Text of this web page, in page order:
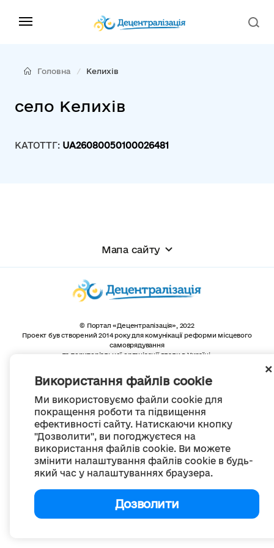
Використання файлів cookie
Ми використовуємо файли cookie для
покращення роботи та підвищення
ефективності сайту. Натискаючи кнопку
"Дозволити", ви погоджуєтеся на
використання файлів cookie. Ви можете
змінити налаштування файлів cookie в будь-
який час у налаштуваннях браузера.
Дозволити
Головна Келихів
село Келихів
КАТОТТГ: UA26080050100026481
Мапа сайту
© Портал «Децентралізація», 2022
Проект був створений 2014 року для комунікації реформи місцевого
самоврядування
та територіальної організації влади в Україні.
Весь контент доступний за ліцензією
Creative Commons Attribution 4.0 International license,
якщо не зазначено інше